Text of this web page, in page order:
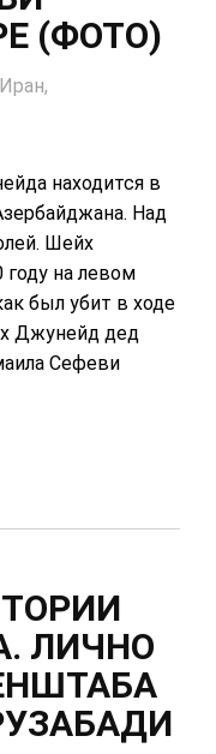
(ФОТО)
Иран,
находится в
Над
Шейх
на левом
был убит в ходе
Джунейд дед
Сефеви
ЛИЧНО